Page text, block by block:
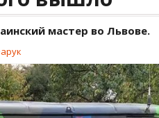
мастер во Львове.